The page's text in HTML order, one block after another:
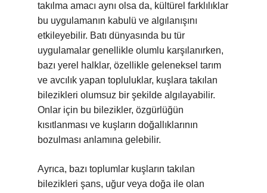
takılma amacı aynı olsa da, kültürel farklılıklar
bu uygulamanın kabulü ve algılanışını
etkileyebilir. Batı dünyasında bu tür
uygulamalar genellikle olumlu karşılanırken,
bazı yerel halklar, özellikle geleneksel tarım
ve avcılık yapan topluluklar, kuşlara takılan
bilezikleri olumsuz bir şekilde algılayabilir.
Onlar için bu bilezikler, özgürlüğün
kısıtlanması ve kuşların doğallıklarının
bozulması anlamına gelebilir.
Ayrıca, bazı toplumlar kuşların takılan
bilezikleri şans, uğur veya doğa ile olan